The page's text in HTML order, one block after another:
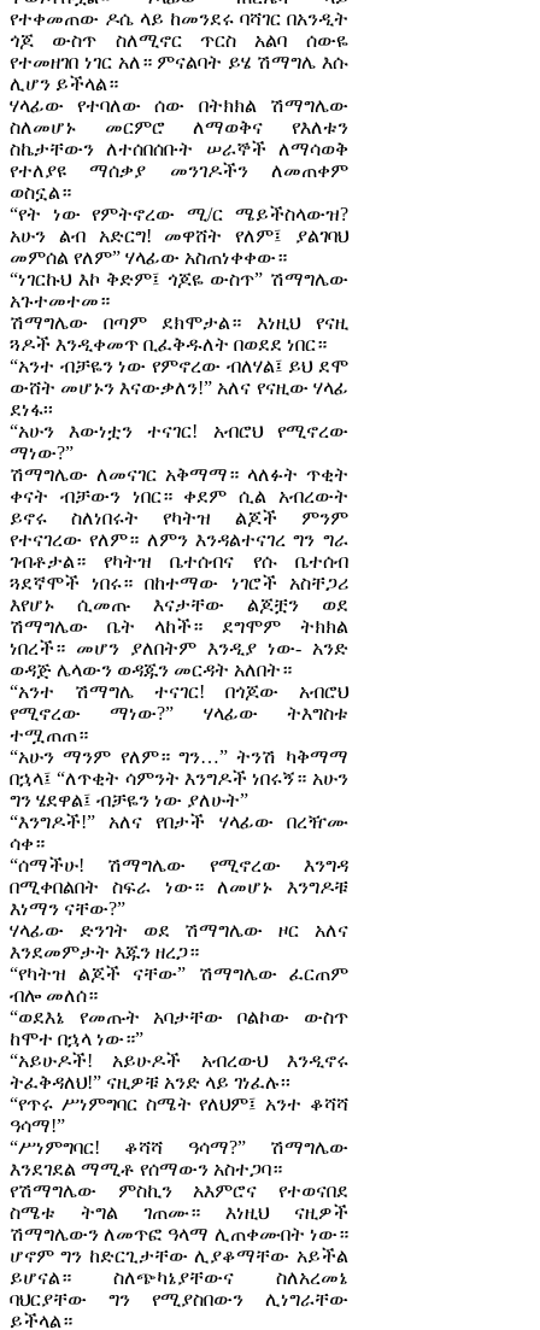
የተቀመጠው ዶሴ ላይ ከመንደሩ ባሻገር በአንዲት
ጎጆ ውስጥ ስለሚኖር ጥርስ አልባ ሰውዬ
የተመዘገበ ነገር አለ። ምናልባት ይሄ ሽማግሌ እሱ
ሊሆን ይችላል።
ሃላፊው የተባለው ሰው በትክክል ሽማግሌው
ስለመሆኑ መርምሮ ለማወቅና የእለቱን
ስኬታቸውን ለተሰበሰቡት ሠራኞች ለማሳወቅ
የተለያዩ ማሰቃያ መንገዶችን ለመጠቀም
ወስኗል።
“የት ነው የምትኖረው ሚ/ር ሜይችስላውዝ?
አሁን ልብ አድርግ! መዋሸት የለም፤ ያልገባህ
መምሰል የለም” ሃላፊው አስጠነቀቀው።
“ነገርኩህ እኮ ቅድም፤ ጎጆዬ ውስጥ” ሽማግሌው
አጉተመተመ።
ሽማግሌው በጣም ደክሞታል። እነዚህ የናዚ
ጓዶች እንዲቀመጥ ቢፈቅዱለት በወደደ ነበር።
“አንተ ብቻዬን ነው የምኖረው ብለሃል፤ ይህ ደሞ
ውሸት መሆኑን እናውቃለን!” አለና የናዚው ሃላፊ
ደነፋ፡፡
“አሁን እውነቷን ተናገር! አብሮህ የሚኖረው
ማነው?”
ሽማግሌው ለመናገር አቅማማ። ላለፉት ጥቂት
ቀናት ብቻውን ነበር። ቀደም ሲል አብረውት
ይኖሩ ስለነበሩት የካትዝ ልጆች ምንም
የተናገረው የለም። ለምን እንዳልተናገረ ግን ግራ
ገብቶታል። የካትዝ ቤተሰብና የሱ ቤተሰብ
ጓደኛሞች ነበሩ። በከተማው ነገሮች አስቸጋሪ
እየሆኑ ሲመጡ እናታቸው ልጆቿን ወደ
ሽማግሌው ቤት ላከች። ደግሞም ትክክል
ነበረች። መሆን ያለበትም እንዲያ ነው- አንድ
ወዳጅ ሌላውን ወዳጁን መርዳት አለበት።
“አንተ ሽማግሌ ተናገር! በጎጆው አብሮህ
የሚኖረው ማነው?” ሃላፊው ትእግስቱ
ተሟጠጠ።
“አሁን ማንም የለም። ግን…” ትንሽ ካቅማማ
በኋላ፤ “ለጥቂት ሳምንት እንግዶች ነበሩኝ። አሁን
ግን ሄደዋል፤ ብቻዬን ነው ያለሁት”
“እንግዶች!” አለና የበታች ሃላፊው በረዥሙ
ሳቀ።
“ሰማችሁ! ሽማግሌው የሚኖረው እንግዳ
በሚቀበልበት ስፍራ ነው። ለመሆኑ እንግዶቹ
እነማን ናቸው?”
ሃላፊው ድንገት ወደ ሽማግሌው ዞር አለና
እንደመምታት እጁን ዘረጋ።
“የካትዝ ልጆች ናቸው” ሽማግሌው ፈርጠም
ብሎ መለሰ።
“ወደእኔ የመጡት አባታቸው ቦልኮው ውስጥ
ከሞተ በኋላ ነው።”
“አይሁዶች! አይሁዶች አብረውህ እንዲኖሩ
ትፈቅዳለህ!” ናዚዎቹ አንድ ላይ ገነፈሉ፡፡
“የጥሩ ሥነምግባር ስሜት የለህም፤ አንተ ቆሻሻ
ዓሳማ!”
“ሥነምግባር! ቆሻሻ ዓሳማ?” ሽማግሌው
እንደገደል ማሚቶ የሰማውን አስተጋባ።
የሽማግሌው ምስኪን አእምሮና የተወናበደ
ስሜቱ ትግል ገጠሙ። እነዚህ ናዚዎች
ሽማግሌውን ለመጥፎ ዓላማ ሊጠቀሙበት ነው።
ሆኖም ግን ከድርጊታቸው ሊያቆማቸው አይችል
ይሆናል። ስለጭካኔያቸውና ስለአረመኔ
ባህርያቸው ግን የሚያስበውን ሊነግራቸው
ይችላል።